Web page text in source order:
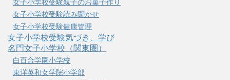
女子小学校受験親子のお菓子作り
女子小学校受験読み聞かせ
女子小学校受験健康管理
女子小学校受験気づき、学び
名門女子小学校（関東圏）
白百合学園小学校
東洋英和女学院小学部